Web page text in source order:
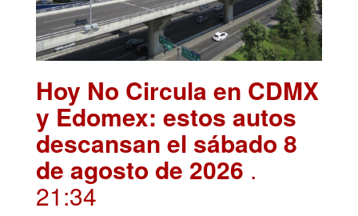
Hoy No Circula en CDMX
y Edomex: estos autos
descansan el sábado 8
de agosto de 2026 .
21:34